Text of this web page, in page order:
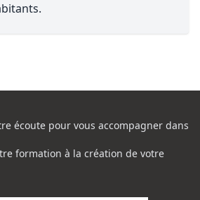
écoute pour vous accompagner dans
formation à la création de votre